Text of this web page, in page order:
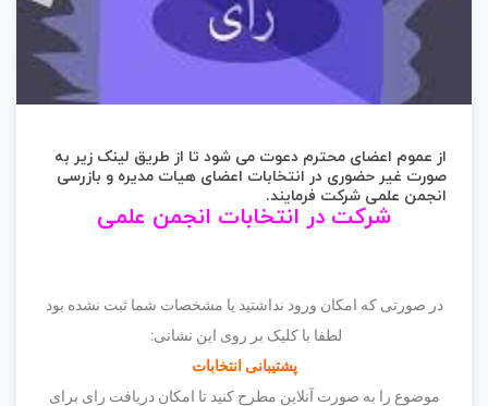
از عموم اعضای محترم دعوت می شود تا از طریق لینک زیر به
صورت غیر حضوری در انتخابات اعضای هیات مدیره و بازرسی
انجمن علمی شرکت فرمایند.
شرکت در انتخابات انجمن علمی
در صورتی که امکان ورود نداشتید یا مشخصات شما ثبت نشده بود
لطفا با کلیک بر روی این نشانی:
پشتیبانی انتخابات
موضوع را به صورت آنلاین مطرح کنید تا امکان دریافت رای برای